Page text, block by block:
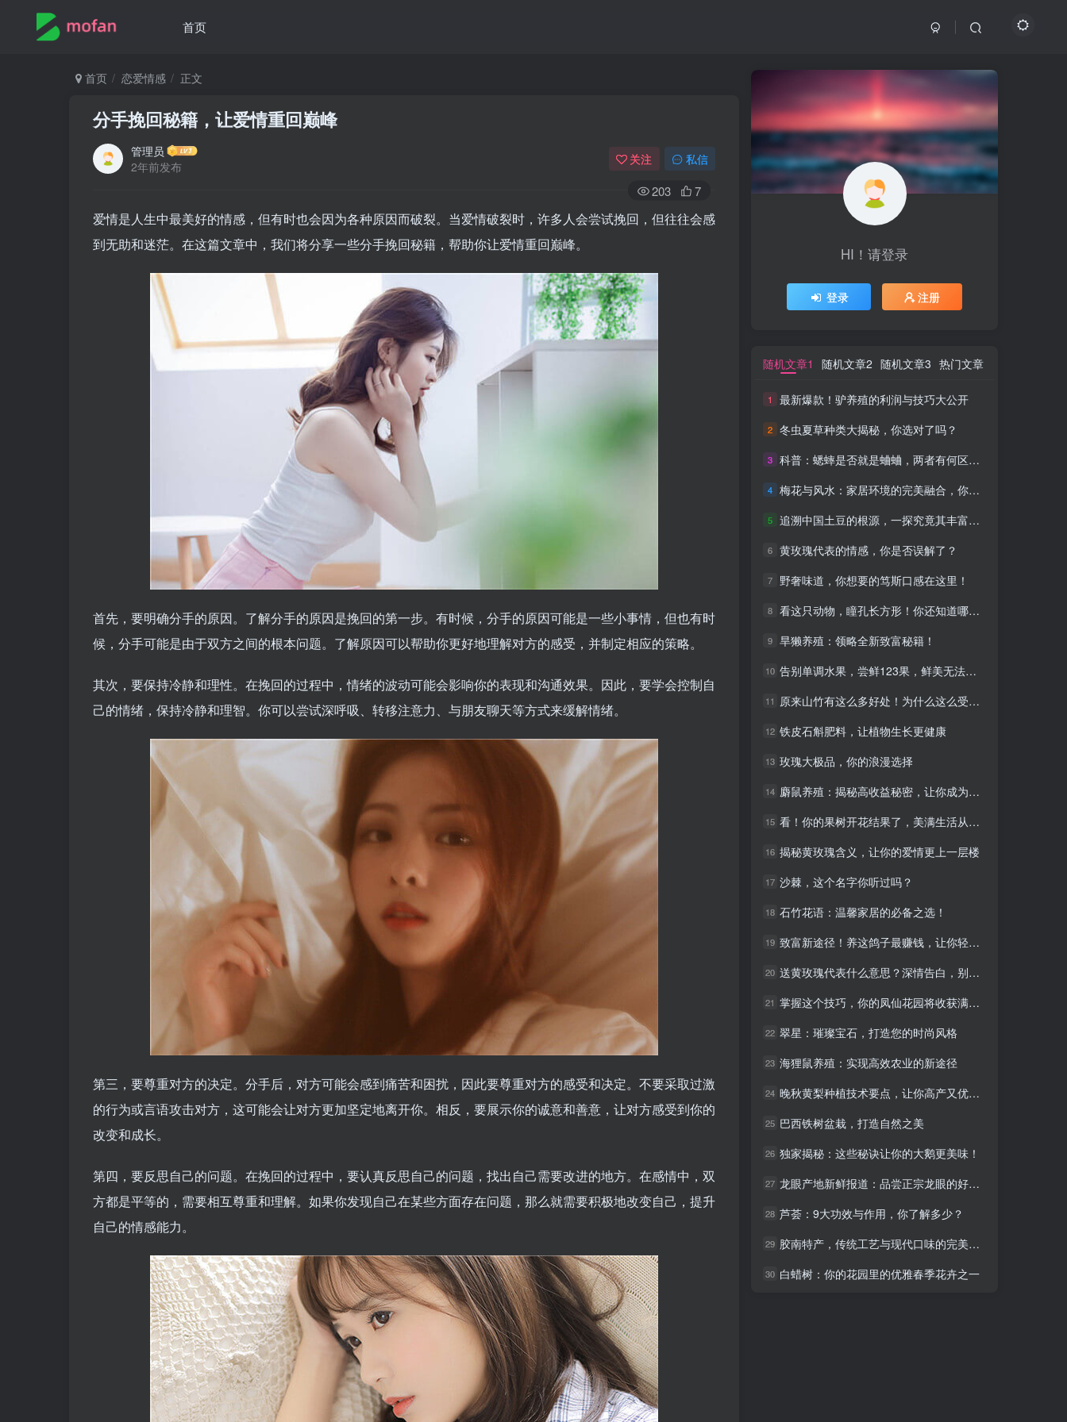
首页
首页 恋爱情感 正文
分手挽回秘籍，让爱情重回巅峰
管理员
2年前发布
关注 私信
203 7
爱情是人生中最美好的情感，但有时也会因为各种原因而破裂。当爱情破裂时，许多人会尝试挽回，但往往会感
到无助和迷茫。在这篇文章中，我们将分享一些分手挽回秘籍，帮助你让爱情重回巅峰。
首先，要明确分手的原因。了解分手的原因是挽回的第一步。有时候，分手的原因可能是一些小事情，但也有时
候，分手可能是由于双方之间的根本问题。了解原因可以帮助你更好地理解对方的感受，并制定相应的策略。
其次，要保持冷静和理性。在挽回的过程中，情绪的波动可能会影响你的表现和沟通效果。因此，要学会控制自
己的情绪，保持冷静和理智。你可以尝试深呼吸、转移注意力、与朋友聊天等方式来缓解情绪。
第三，要尊重对方的决定。分手后，对方可能会感到痛苦和困扰，因此要尊重对方的感受和决定。不要采取过激
的行为或言语攻击对方，这可能会让对方更加坚定地离开你。相反，要展示你的诚意和善意，让对方感受到你的
改变和成长。
第四，要反思自己的问题。在挽回的过程中，要认真反思自己的问题，找出自己需要改进的地方。在感情中，双
方都是平等的，需要相互尊重和理解。如果你发现自己在某些方面存在问题，那么就需要积极地改变自己，提升
自己的情感能力。
HI！请登录
登录 注册
随机文章1 随机文章2 随机文章3 热门文章
1 最新爆款！驴养殖的利润与技巧大公开
2 冬虫夏草种类大揭秘，你选对了吗？
3 科普：蟋蟀是否就是蛐蛐，两者有何区别？
4 梅花与风水：家居环境的完美融合，你的选择至关重要
5 追溯中国土豆的根源，一探究竟其丰富的历史故事
6 黄玫瑰代表的情感，你是否误解了？
7 野奢味道，你想要的笃斯口感在这里！
8 看这只动物，瞳孔长方形！你还知道哪些动物？
9 旱獭养殖：领略全新致富秘籍！
10 告别单调水果，尝鲜123果，鲜美无法抗拒！
11 原来山竹有这么多好处！为什么这么受欢迎
12 铁皮石斛肥料，让植物生长更健康
13 玫瑰大极品，你的浪漫选择
14 麝鼠养殖：揭秘高收益秘密，让你成为养殖达人！
15 看！你的果树开花结果了，美满生活从此开始！
16 揭秘黄玫瑰含义，让你的爱情更上一层楼
17 沙棘，这个名字你听过吗？
18 石竹花语：温馨家居的必备之选！
19 致富新途径！养这鸽子最赚钱，让你轻松走上人生巅峰
20 送黄玫瑰代表什么意思？深情告白，别错过！
21 掌握这个技巧，你的凤仙花园将收获满满！种子传播全攻略
22 翠星：璀璨宝石，打造您的时尚风格
23 海狸鼠养殖：实现高效农业的新途径
24 晚秋黄梨种植技术要点，让你高产又优质！
25 巴西铁树盆栽，打造自然之美
26 独家揭秘：这些秘诀让你的大鹅更美味！
27 龙眼产地新鲜报道：品尝正宗龙眼的好时机！
28 芦荟：9大功效与作用，你了解多少？
29 胶南特产，传统工艺与现代口味的完美结合
30 白蜡树：你的花园里的优雅春季花卉之一
HI！请登录
登录 注册
随机文章1 随机文章2 随机文章3 热门文章
1 最新爆款！驴养殖的利润与技巧大公开
2 冬虫夏草种类大揭秘，你选对了吗？
3 科普：蟋蟀是否就是蛐蛐，两者有何区别？
4 梅花与风水：家居环境的完美融合，你的选择至关重要
5 追溯中国土豆的根源，一探究竟其丰富的历史故事
6 黄玫瑰代表的情感，你是否误解了？
7 野奢味道，你想要的笃斯口感在这里！
8 看这只动物，瞳孔长方形！你还知道哪些动物？
9 旱獭养殖：领略全新致富秘籍！
10 告别单调水果，尝鲜123果，鲜美无法抗拒！
11 原来山竹有这么多好处！为什么这么受欢迎
12 铁皮石斛肥料，让植物生长更健康
13 玫瑰大极品，你的浪漫选择
14 麝鼠养殖：揭秘高收益秘密，让你成为养殖达人！
15 看！你的果树开花结果了，美满生活从此开始！
16 揭秘黄玫瑰含义，让你的爱情更上一层楼
17 沙棘，这个名字你听过吗？
18 石竹花语：温馨家居的必备之选！
19 致富新途径！养这鸽子最赚钱，让你轻松走上人生巅峰
20 送黄玫瑰代表什么意思？深情告白，别错过！
21 掌握这个技巧，你的凤仙花园将收获满满！种子传播全攻略
22 翠星：璀璨宝石，打造您的时尚风格
23 海狸鼠养殖：实现高效农业的新途径
24 晚秋黄梨种植技术要点，让你高产又优质！
25 巴西铁树盆栽，打造自然之美
26 独家揭秘：这些秘诀让你的大鹅更美味！
27 龙眼产地新鲜报道：品尝正宗龙眼的好时机！
28 芦荟：9大功效与作用，你了解多少？
29 胶南特产，传统工艺与现代口味的完美结合
30 白蜡树：你的花园里的优雅春季花卉之一